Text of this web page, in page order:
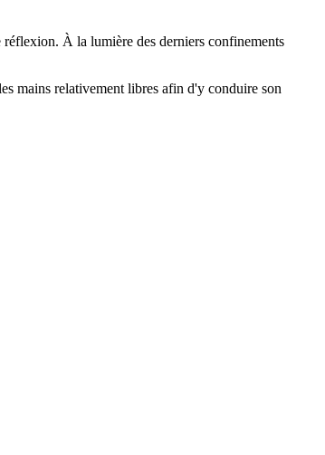
À la lumière des derniers confinements
mains relativement libres afin d'y conduire son